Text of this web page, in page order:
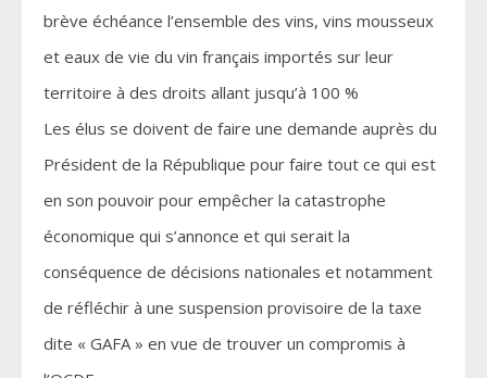
brève échéance l’ensemble des vins, vins mousseux
et eaux de vie du vin français importés sur leur
territoire à des droits allant jusqu’à 100 %
Les élus se doivent de faire une demande auprès du
Président de la République pour faire tout ce qui est
en son pouvoir pour empêcher la catastrophe
économique qui s’annonce et qui serait la
conséquence de décisions nationales et notamment
de réfléchir à une suspension provisoire de la taxe
dite « GAFA » en vue de trouver un compromis à